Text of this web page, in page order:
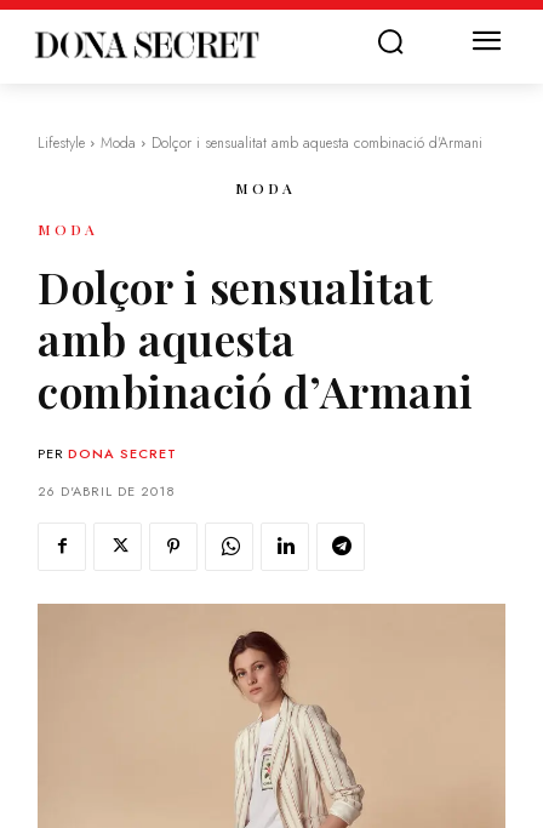
Lifestyle Moda Dolçor i sensualitat amb aquesta combinació d'Armani
MODA
MODA
Dolçor i sensualitat
amb aquesta
combinació d’Armani
PER DONA SECRET
26 D'ABRIL DE 2018